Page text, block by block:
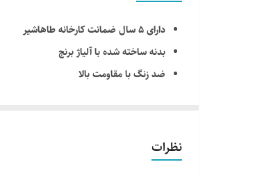
دارای ۵ سال ضمانت کارخانه طاهاشیر
بدنه ساخته شده با آلیاژ برنج
ضد زنگ با مقاومت بالا
دارای کاتریج ساخت اسپانیا
نمای محصول : دارای آبکاری کروم
نظرات